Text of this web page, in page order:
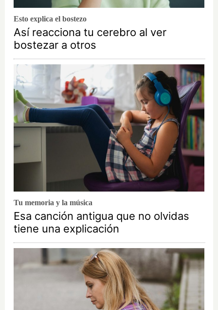
Esto explica el bostezo
Así reacciona tu cerebro al ver
bostezar a otros
Tu memoria y la música
Esa canción antigua que no olvidas
tiene una explicación